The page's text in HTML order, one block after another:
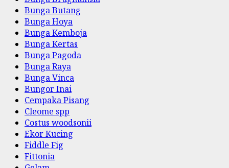
Bunga Butang
Bunga Hoya
Bunga Kemboja
Bunga Kertas
Bunga Pagoda
Bunga Raya
Bunga Vinca
Bungor Inai
Cempaka Pisang
Cleome spp
Costus woodsonii
Ekor Kucing
Fiddle Fig
Fittonia